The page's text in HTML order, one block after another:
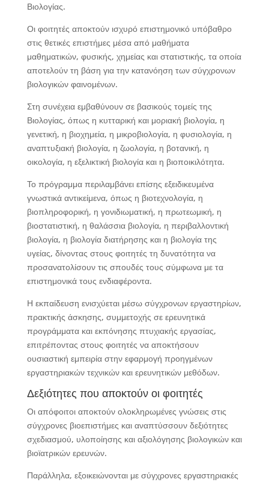
Βιολογίας.
Οι φοιτητές αποκτούν ισχυρό επιστημονικό υπόβαθρο
στις θετικές επιστήμες μέσα από μαθήματα
μαθηματικών, φυσικής, χημείας και στατιστικής, τα οποία
αποτελούν τη βάση για την κατανόηση των σύγχρονων
βιολογικών φαινομένων.
Στη συνέχεια εμβαθύνουν σε βασικούς τομείς της
Βιολογίας, όπως η κυτταρική και μοριακή βιολογία, η
γενετική, η βιοχημεία, η μικροβιολογία, η φυσιολογία, η
αναπτυξιακή βιολογία, η ζωολογία, η βοτανική, η
οικολογία, η εξελικτική βιολογία και η βιοποικιλότητα.
Το πρόγραμμα περιλαμβάνει επίσης εξειδικευμένα
γνωστικά αντικείμενα, όπως η βιοτεχνολογία, η
βιοπληροφορική, η γονιδιωματική, η πρωτεωμική, η
βιοστατιστική, η θαλάσσια βιολογία, η περιβαλλοντική
βιολογία, η βιολογία διατήρησης και η βιολογία της
υγείας, δίνοντας στους φοιτητές τη δυνατότητα να
προσανατολίσουν τις σπουδές τους σύμφωνα με τα
επιστημονικά τους ενδιαφέροντα.
Η εκπαίδευση ενισχύεται μέσω σύγχρονων εργαστηρίων,
πρακτικής άσκησης, συμμετοχής σε ερευνητικά
προγράμματα και εκπόνησης πτυχιακής εργασίας,
επιτρέποντας στους φοιτητές να αποκτήσουν
ουσιαστική εμπειρία στην εφαρμογή προηγμένων
εργαστηριακών τεχνικών και ερευνητικών μεθόδων.
Δεξιότητες που αποκτούν οι φοιτητές
Οι απόφοιτοι αποκτούν ολοκληρωμένες γνώσεις στις
σύγχρονες βιοεπιστήμες και αναπτύσσουν δεξιότητες
σχεδιασμού, υλοποίησης και αξιολόγησης βιολογικών και
βιοϊατρικών ερευνών.
Παράλληλα, εξοικειώνονται με σύγχρονες εργαστηριακές